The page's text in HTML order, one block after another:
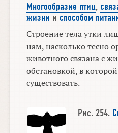
Многообразие птиц,
жизни и способом
Строение тела утки
нам, насколько тесно
животного связана с
обстановкой, в
существовать.
Рис. 254.